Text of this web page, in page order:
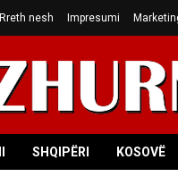
Rreth nesh Impresumi
SHQIPËRI KOSOVË